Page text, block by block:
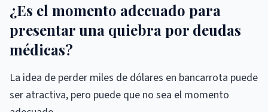
¿Es el momento adecuado para
presentar una quiebra por deudas
médicas?
La idea de perder miles de dólares en bancarrota puede
ser atractiva, pero puede que no sea el momento